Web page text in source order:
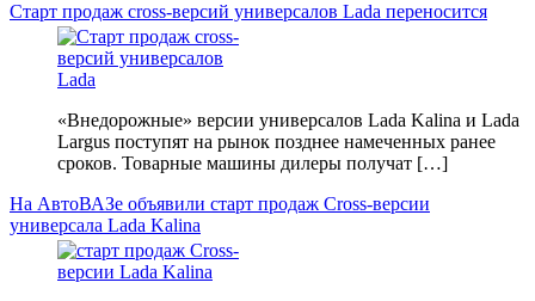
Старт продаж сross-версий универсалов Lada переносится
«Внедорожные» версии универсалов Lada Kalina и Lada
Largus поступят на рынок позднее намеченных ранее
сроков. Товарные машины дилеры получат […]
На АвтоВАЗе объявили старт продаж Cross-версии
универсала Lada Kalina